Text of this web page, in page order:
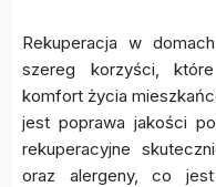
Rekuperacja w
szereg korzyści,
komfort życia
jest poprawa jakości
rekuperacyjne
oraz alergeny, co